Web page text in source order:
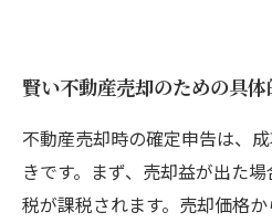
賢い不動産売却のための具
不動産売却時の確定申告は、
きです。まず、売却益が出た
税が課税されます。売却価格